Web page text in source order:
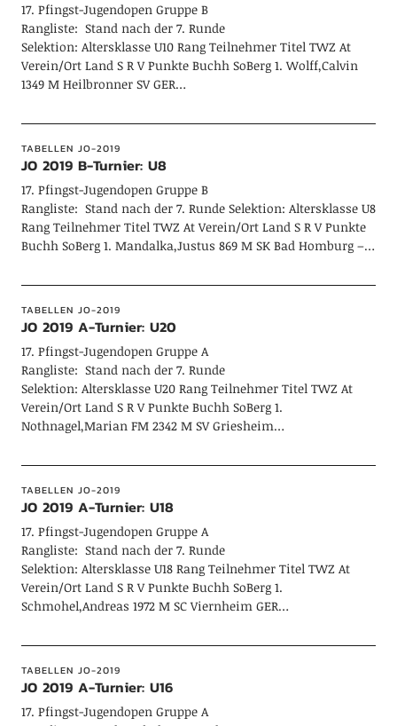
17. Pfingst-Jugendopen Gruppe B
Rangliste: Stand nach der 7. Runde
Selektion: Altersklasse U10 Rang Teilnehmer Titel TWZ At
Verein/Ort Land S R V Punkte Buchh SoBerg 1. Wolff,Calvin
1349 M Heilbronner SV GER…
TABELLEN JO-2019
JO 2019 B-Turnier: U8
17. Pfingst-Jugendopen Gruppe B
Rangliste: Stand nach der 7. Runde Selektion: Altersklasse U8
Rang Teilnehmer Titel TWZ At Verein/Ort Land S R V Punkte
Buchh SoBerg 1. Mandalka,Justus 869 M SK Bad Homburg –…
TABELLEN JO-2019
JO 2019 A-Turnier: U20
17. Pfingst-Jugendopen Gruppe A
Rangliste: Stand nach der 7. Runde
Selektion: Altersklasse U20 Rang Teilnehmer Titel TWZ At
Verein/Ort Land S R V Punkte Buchh SoBerg 1.
Nothnagel,Marian FM 2342 M SV Griesheim…
TABELLEN JO-2019
JO 2019 A-Turnier: U18
17. Pfingst-Jugendopen Gruppe A
Rangliste: Stand nach der 7. Runde
Selektion: Altersklasse U18 Rang Teilnehmer Titel TWZ At
Verein/Ort Land S R V Punkte Buchh SoBerg 1.
Schmohel,Andreas 1972 M SC Viernheim GER…
TABELLEN JO-2019
JO 2019 A-Turnier: U16
17. Pfingst-Jugendopen Gruppe A